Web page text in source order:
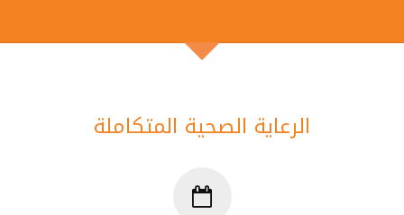
الرعاية الصحية المتكاملة